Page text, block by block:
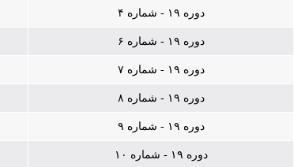
دوره ۱۹ - شماره ۴
دوره ۱۹ - شماره ۶
دوره ۱۹ - شماره ۷
دوره ۱۹ - شماره ۸
دوره ۱۹ - شماره ۹
دوره ۱۹ - شماره ۱۰